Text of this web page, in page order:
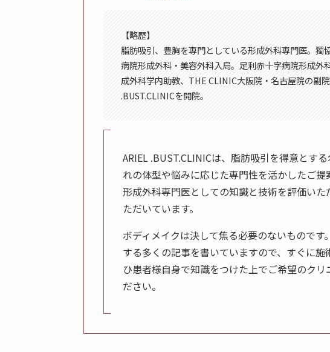
【略歴】
脂肪吸引、豊胸を専門としている形成外科専門医。獨
病院形成外科・美容外科入局。足利赤十字病院形成外
成外科学内助教、THE CLINIC大阪院・名古屋院の副
.BUST.CLINICを開院。
ARIEL .BUST.CLINICは、脂肪吸引を得意とす
れの体型や悩みに応じた専門性を活かしたご
形成外科専門医としての知識と技術を評価い
ただいています。
ボディメイクは決して焦る必要のないもので
する多くの記事を書いていますので、すぐに
ひ患者様自身で知識をつけた上でご希望のク
ださい。